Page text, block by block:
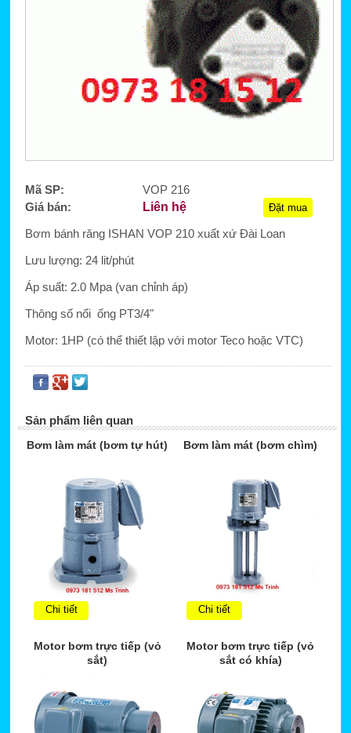
Mã SP:
VOP 216
Giá bán:
Liên hệ Đặt mua
Bơm bánh răng ISHAN VOP 210 xuất xứ Đài Loan
Lưu lượng: 24 lit/phút
Áp suất: 2.0 Mpa (van chỉnh áp)
Thông số nối ống PT3/4"
Motor: 1HP (có thể thiết lập với motor Teco hoặc VTC)
Sản phẩm liên quan
Bơm làm mát (bơm tự hút)
Chi tiết
Bơm làm mát (bơm chìm)
Chi tiết
Motor bơm trực tiếp (vỏ
sắt)
Motor bơm trực tiếp (vỏ
sắt có khía)